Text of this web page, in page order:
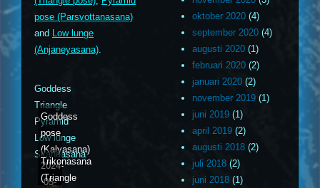
pose (Parsvottanasana)
and
Low lunge
(Anjaneyasana)
Goddess
Triangle
Pyramid
Low lunge
Skandasana
Goddess
pose
(Kalyasana)
2024-
05-
Trikonasana
(Triangle
oktober 2020 (4)
september 2020 (4)
augusti 2020 (1)
februari 2020 (2)
januari 2020 (2)
november 2019 (1)
juni 2019 (1)
april 2019 (2)
augusti 2018 (2)
juli 2018 (2)
juni 2018 (1)